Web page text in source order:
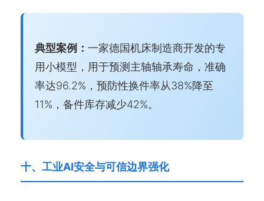
典型案例： 一家德国机床制造商开发的专
用小模型，用于预测主轴轴承寿命，准确
率达96.2%，预防性换件率从38%降至
11%，备件库存减少42%。
十、工业AI安全与可信边界强化